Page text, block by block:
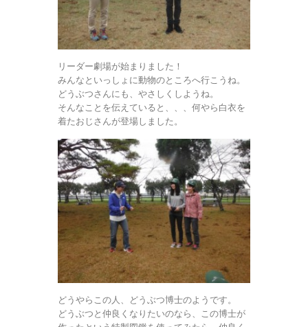
リーダー劇場が始まりました！
みんなといっしょに動物のところへ行こうね。
どうぶつさんにも、やさしくしようね。
そんなことを伝えていると、、、何やら白衣を
着たおじさんが登場しました。
どうやらこの人、どうぶつ博士のようです。
どうぶつと仲良くなりたいのなら、この博士が